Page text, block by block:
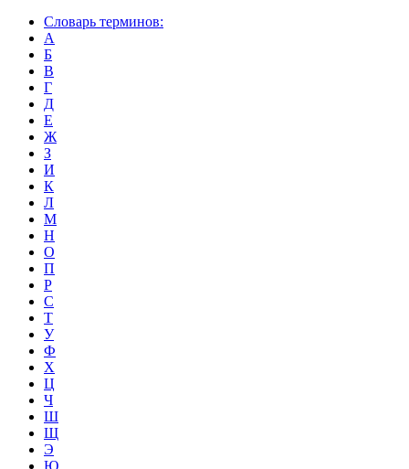
Словарь терминов:
А
Б
В
Г
Д
Е
Ж
З
И
К
Л
М
Н
О
П
Р
С
Т
У
Ф
Х
Ц
Ч
Ш
Щ
Э